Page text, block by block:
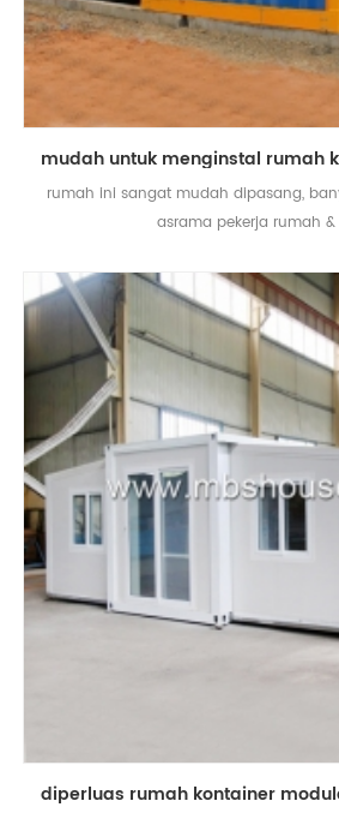
rumah ini sangat mudah dipasang,
asrama pekerja rumah